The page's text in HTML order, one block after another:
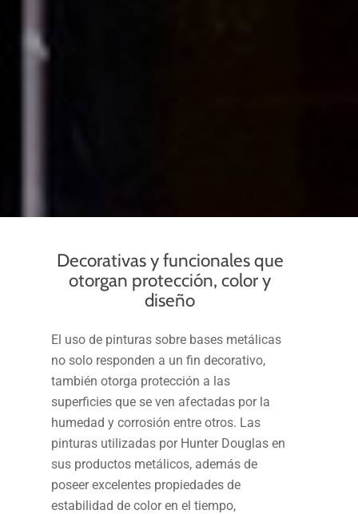
Decorativas y funcionales que
otorgan protección, color y
diseño
El uso de pinturas sobre bases metálicas
no solo responden a un fin decorativo,
también otorga protección a las
superficies que se ven afectadas por la
humedad y corrosión entre otros. Las
pinturas utilizadas por Hunter Douglas en
sus productos metálicos, además de
poseer excelentes propiedades de
estabilidad de color en el tiempo,